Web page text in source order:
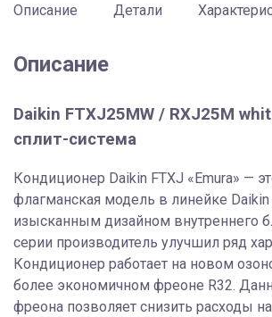
Описание Детали
Описание
Daikin FTXJ25MW / RXJ25M
сплит-система
Кондиционер Daikin FTXJ «Emura» —
флагманская модель в линейке
изысканным дизайном внутреннего
серии производитель улучшил ряд
Кондиционер работает на новом
более экономичном фреоне R32.
фреона позволяет снизить расходы на